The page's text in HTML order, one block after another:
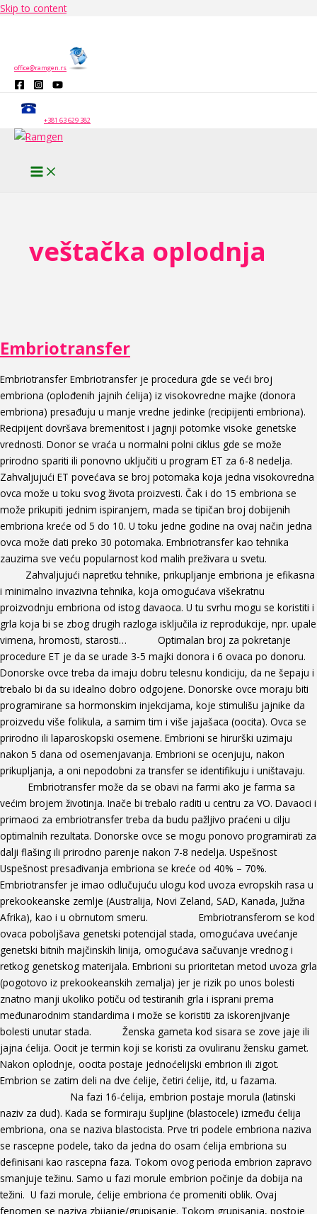
Skip to content
office@ramgen.rs
+381 63 629 382
veštačka oplodnja
Embriotransfer
Embriotransfer Embriotransfer je procedura gde se veći broj
embriona (oplođenih jajnih ćelija) iz visokovredne majke (donora
embriona) presađuju u manje vredne jedinke (recipijenti embriona).
Recipijent dovršava bremenitost i jagnji potomke visoke genetske
vrednosti. Donor se vraća u normalni polni ciklus gde se može
prirodno spariti ili ponovno uključiti u program ET za 6-8 nedelja.
Zahvaljujući ET povećava se broj potomaka koja jedna visokovredna
ovca može u toku svog života proizvesti. Čak i do 15 embriona se
može prikupiti jednim ispiranjem, mada se tipičan broj dobijenih
embriona kreće od 5 do 10. U toku jedne godine na ovaj način jedna
ovca može dati preko 30 potomaka. Embriotransfer kao tehnika
zauzima sve veću popularnost kod malih preživara u svetu.
Zahvaljujući napretku tehnike, prikupljanje embriona je efikasna
i minimalno invazivna tehnika, koja omogućava višekratnu
proizvodnju embriona od istog davaoca. U tu svrhu mogu se koristiti i
grla koja bi se zbog drugih razloga isključila iz reprodukcije, npr. upale
vimena, hromosti, starosti… Optimalan broj za pokretanje
procedure ET je da se urade 3-5 majki donora i 6 ovaca po donoru.
Donorske ovce treba da imaju dobru telesnu kondiciju, da ne šepaju i
trebalo bi da su idealno dobro odgojene. Donorske ovce moraju biti
programirane sa hormonskim injekcijama, koje stimulišu jajnike da
proizvedu više folikula, a samim tim i više jajašaca (oocita). Ovca se
prirodno ili laparoskopski osemene. Embrioni se hirurški uzimaju
nakon 5 dana od osemenjavanja. Embrioni se ocenjuju, nakon
prikupljanja, a oni nepodobni za transfer se identifikuju i uništavaju.
Embriotransfer može da se obavi na farmi ako je farma sa
većim brojem životinja. Inače bi trebalo raditi u centru za VO. Davaoci i
primaoci za embriotransfer treba da budu pažljivo praćeni u cilju
optimalnih rezultata. Donorske ovce se mogu ponovo programirati za
dalji flašing ili prirodno parenje nakon 7-8 nedelja. Uspešnost
Uspešnost presađivanja embriona se kreće od 40% – 70%.
Embriotransfer je imao odlučujuću ulogu kod uvoza evropskih rasa u
prekookeanske zemlje (Australija, Novi Zeland, SAD, Kanada, Južna
Afrika), kao i u obrnutom smeru. Embriotransferom se kod
ovaca poboljšava genetski potencijal stada, omogućava uvećanje
genetski bitnih majčinskih linija, omogućava sačuvanje vrednog i
retkog genetskog materijala. Embrioni su prioritetan metod uvoza grla
(pogotovo iz prekookeanskih zemalja) jer je rizik po unos bolesti
znatno manji ukoliko potiču od testiranih grla i isprani prema
međunarodnim standardima i može se koristiti za iskorenjivanje
bolesti unutar stada. Ženska gameta kod sisara se zove jaje ili
jajna ćelija. Oocit je termin koji se koristi za ovuliranu žensku gamet.
Nakon oplodnje, oocita postaje jednoćelijski embrion ili zigot.
Embrion se zatim deli na dve ćelije, četiri ćelije, itd, u fazama.
Na fazi 16-ćelija, embrion postaje morula (latinski
naziv za dud). Kada se formiraju šupljine (blastocele) između ćelija
embriona, ona se naziva blastocista. Prve tri podele embriona naziva
se rascepne podele, tako da jedna do osam ćelija embriona su
definisani kao rascepna faza. Tokom ovog perioda embrion zapravo
smanjuje težinu. Samo u fazi morule embrion počinje da dobija na
težini. U fazi morule, ćelije embriona će promeniti oblik. Ovaj
fenomen se naziva zbijanje/grupisanje. Tokom grupisanja, postoje